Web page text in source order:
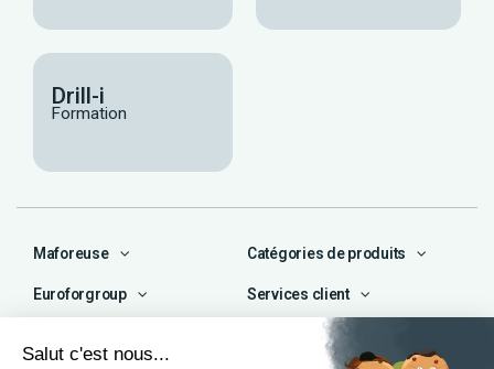
Drill-i
Formation
Maforeuse Catégories de produits
Euroforgroup Services client